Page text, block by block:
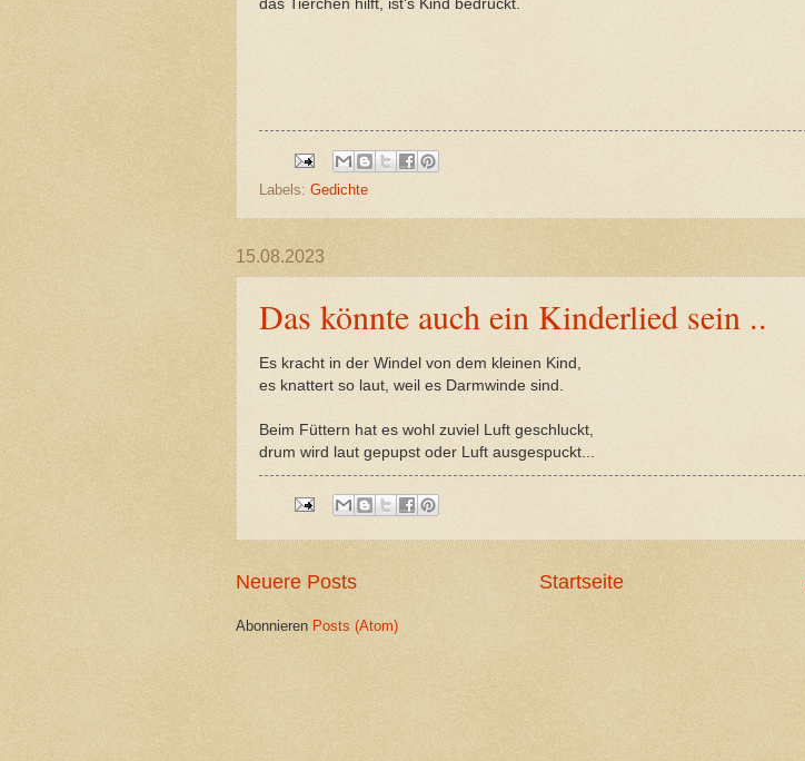
das Tierchen hilft, ist's Kind bedrückt.
Labels: Gedichte
15.08.2023
Das könnte auch ein Kinderlied sein ..
Es kracht in der Windel von dem kleinen Kind,
es knattert so laut, weil es Darmwinde sind.
Beim Füttern hat es wohl zuviel Luft geschluckt,
drum wird laut gepupst oder Luft ausgespuckt...
Neuere Posts Startseite
Abonnieren Posts (Atom)